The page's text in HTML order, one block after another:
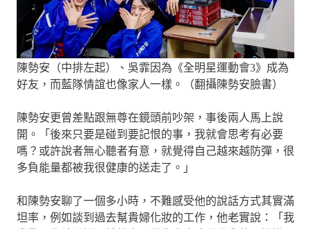
陳勢安（中排左起）、吳霏因為《全明星運動會3》成為
好友，而藍隊情誼也像家人一樣。（翻攝陳勢安臉書）
陳勢安更曾差點跟無尊在鏡頭前吵架，事後兩人馬上說
開。「後來只要是碰到要記恨的事，我就會思考有必要
嗎？或許說者無心聽者有意，就覺得自己越來越防彈，很
多負能量都被我很健康的送走了。」
和陳勢安聊了一個多小時，不難感受他的說話方式其實滿
坦率，例如談到過去幫貴婦化妝的工作，他老實說：「我